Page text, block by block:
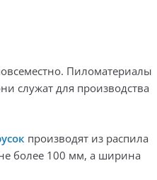
Пиломатериалы
служат для производства
производят из распила
более 100 мм, а ширина